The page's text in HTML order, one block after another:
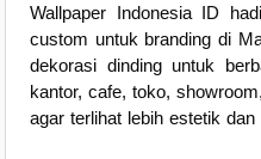
Wallpaper Indonesia ID
custom untuk branding di
dekorasi dinding untuk
kantor, cafe, toko,
agar terlihat lebih estetik dan